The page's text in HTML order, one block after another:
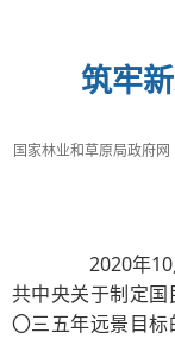
筑牢
国家林业和草原局政府
2020年10
共中央关于制定
〇三五年远景目